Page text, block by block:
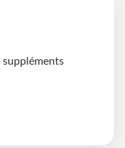
suppléments